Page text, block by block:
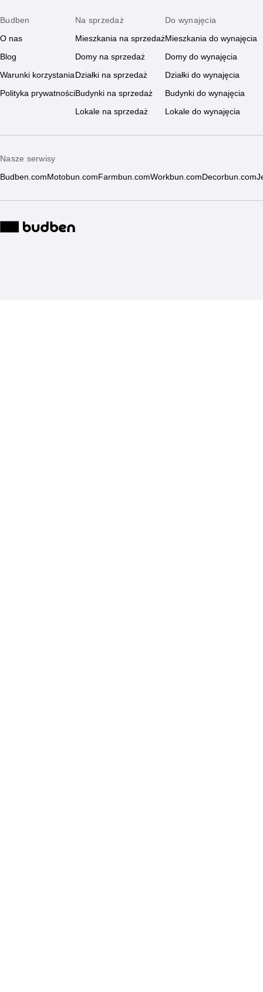
Budben
O nas
Blog
Warunki korzystania
Polityka prywatności
Na sprzedaż
Mieszkania na sprzedaż
Domy na sprzedaż
Działki na sprzedaż
Budynki na sprzedaż
Lokale na sprzedaż
Do wynajęcia
Mieszkania do wynajęcia
Domy do wynajęcia
Działki do wynajęcia
Budynki do wynajęcia
Lokale do wynajęcia
Nasze serwisy
Budben.com Motobun.com Farmbun.comWorkbun.com Decorbun.com